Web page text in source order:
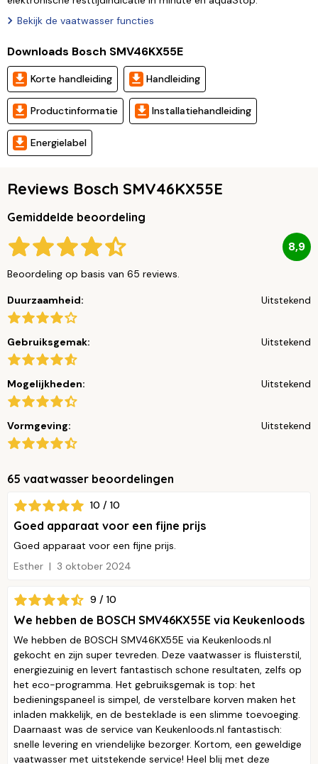
Bekijk de vaatwasser functies
Downloads Bosch SMV46KX55E
Korte handleiding Handleiding
Productinformatie Installatiehandleiding
Energielabel
Reviews Bosch SMV46KX55E
Gemiddelde beoordeling
8,9
Beoordeling op basis van 65 reviews.
Duurzaamheid: Uitstekend
Gebruiksgemak: Uitstekend
Mogelijkheden: Uitstekend
Vormgeving: Uitstekend
65 vaatwasser beoordelingen
10 / 10
Goed apparaat voor een fijne prijs
Goed apparaat voor een fijne prijs.
Esther
3 oktober 2024
9 / 10
We hebben de BOSCH SMV46KX55E via Keukenloods
We hebben de BOSCH SMV46KX55E via Keukenloods.nl
gekocht en zijn super tevreden. Deze vaatwasser is fluisterstil,
energiezuinig en levert fantastisch schone resultaten, zelfs op
het eco-programma. Het gebruiksgemak is top: het
bedieningspaneel is simpel, de verstelbare korven maken het
inladen makkelijk, en de besteklade is een slimme toevoeging.
Daarnaast was de service van Keukenloods.nl fantastisch:
snelle levering en vriendelijke bezorger. Kortom, een geweldige
vaatwasser met uitstekende service! Heel blij met deze